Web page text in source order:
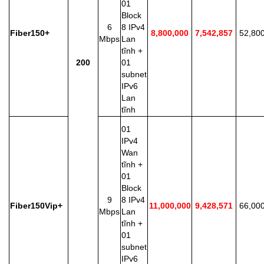
200
Fiber150+
6
Mbps
01
Block
8 IPv4
Lan
tĩnh +
01
subnet
IPv6
Lan
tĩnh
8,800,000 7,542,857
Fiber150Vip+
9
Mbps
01
IPv4
Wan
tĩnh +
01
Block
8 IPv4
Lan
tĩnh +
01
subnet
IPv6
11,000,000 9,428,571